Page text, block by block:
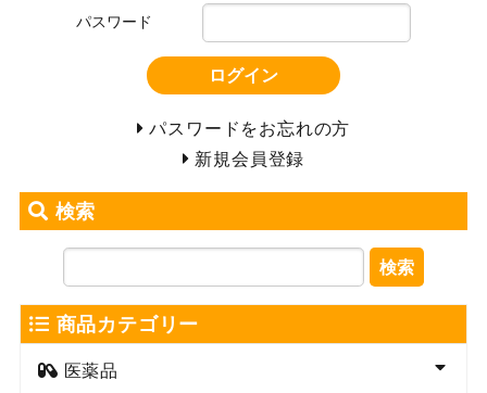
パスワード
ログイン
パスワードをお忘れの方
新規会員登録
検索
検索
商品カテゴリー
医薬品